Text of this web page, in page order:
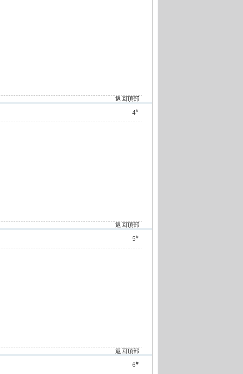
返回頂部
4#
返回頂部
5#
返回頂部
6#